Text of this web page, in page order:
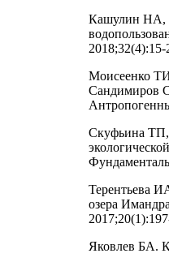
Кашулин НА,
2018;32(4):15-
Моисеенко
Сандимиров
Скуфьина ТП,
Терентьева
озера
Яковлев БА.